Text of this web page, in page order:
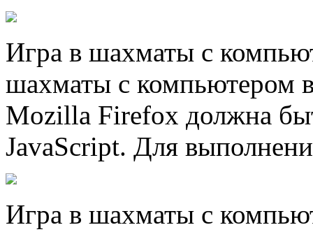
Игра в шахматы с
шахматы с компьютером
Mozilla Firefox должна
JavaScript. Для
Игра в шахматы с